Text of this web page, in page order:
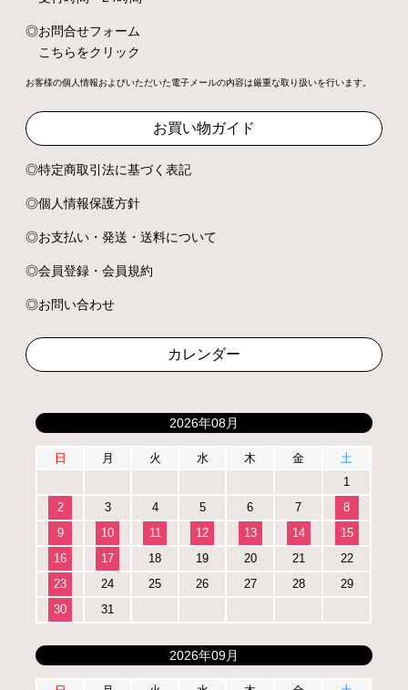
お問合せフォーム
こちらをクリック
お客様の個人情報およびいただいた電子メールの内容は厳重な取り扱いを行います。
お買い物ガイド
特定商取引法に基づく表記
個人情報保護方針
お支払い・発送・送料について
会員登録・会員規約
お問い合わせ
カレンダー
2026年08月
日 月 火 水 木 金
土
1
2
3 4 5 6 7
8
9
10 11 12 13 14
15
16
17 18 19 20 21
22
23
24 25 26 27 28
29
30
31
2026年09月